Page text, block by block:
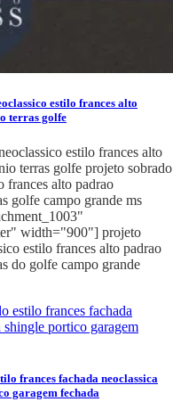
estilo frances alto
terras golfe
estilo frances alto
terras golfe projeto sobrado
frances alto padrao
golfe campo grande ms
width="900"] projeto
estilo frances alto padrao
do golfe campo grande
frances fachada neoclassica
garagem fechada